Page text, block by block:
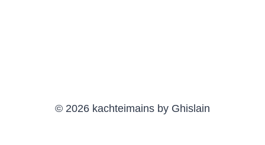
© 2026 kachteimains by Ghislain